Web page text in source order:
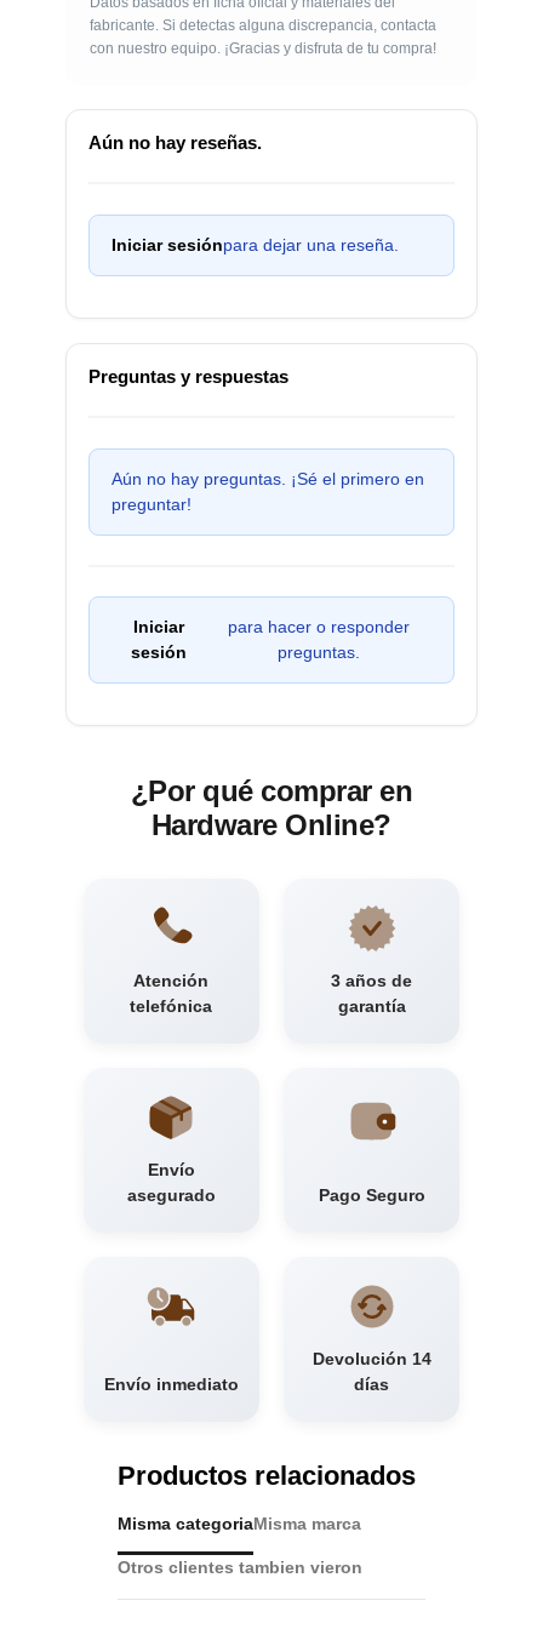
fabricante. Si detectas alguna discrepancia, contacta
con nuestro equipo. ¡Gracias y disfruta de tu compra!
Aún no hay reseñas.
Iniciar sesiónpara dejar una reseña.
Preguntas y respuestas
Aún no hay preguntas. ¡Sé el primero en
preguntar!
Iniciar
sesión
para hacer o responder
preguntas.
¿Por qué comprar en
Hardware Online?
Atención
telefónica
3 años de
garantía
Envío
asegurado
Pago Seguro
Envío inmediato
Devolución 14
días
Productos relacionados
Misma categoriaMisma marca
Otros clientes tambien vieron